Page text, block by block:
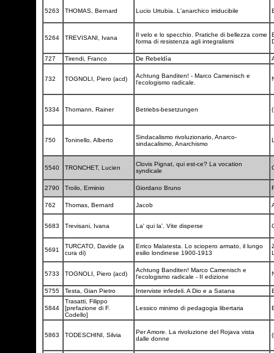
5263 THOMAS, Bernard Lucio Urtubia. L'anarchico irriducibile
5264 TREVISANI, Ivana
Il velo e lo specchio. Pratiche di bellezza come
forma di resistenza agli integralismi
727 Tirendi, Franco De Rebeldìa
732 TOGNOLI, Piero (acd)
Achtung Banditen! - Marco Camenisch e
l'ecologismo radicale.
5334 Thomann, Rainer Betriebs-besetzungen
750 Toninello, Alberto
Sindacalismo rivoluzionario, Anarco-
sindacalismo, Anarchismo
5540 TRONCHET, Lucien
Clovis Pignat, qui est-ce? La vocation
syndicale
2790 Troilo, Erminio Giordano Bruno
762 Thomas, Bernard Jacob
5683 Trevisani, Ivana La' qui la'. Vite disperse
5691
TURCATO, Davide (a
cura di)
Errico Malatesta. Lo sciopero armato, il lungo
esilio londinese 1900-1913
5733 TOGNOLI, Piero (acd)
Achtung Banditen! Marco Camenisch e
l'ecologismo radicale - II edizione
5755 Testa, Gian Pietro Interviste infedeli. A Dio e a Satana
5844
Trasatti, Filippo
[prefazione di F.
Codello]
Lessico minimo di pedagogia libertaria
5863 TODESCHINI, Silvia
Per Amore. La rivoluzione del Rojava vista
dalle donne